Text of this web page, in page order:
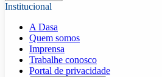
Institucional
A Dasa
Quem somos
Imprensa
Trabalhe conosco
Portal de privacidade